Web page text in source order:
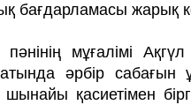
бағдарламасы жарық
мұғалімі
әрбір
шынайы қасиетімен